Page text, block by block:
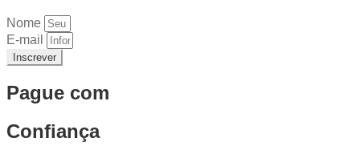
Nome
E-mail
Inscrever
Pague com
Confiança